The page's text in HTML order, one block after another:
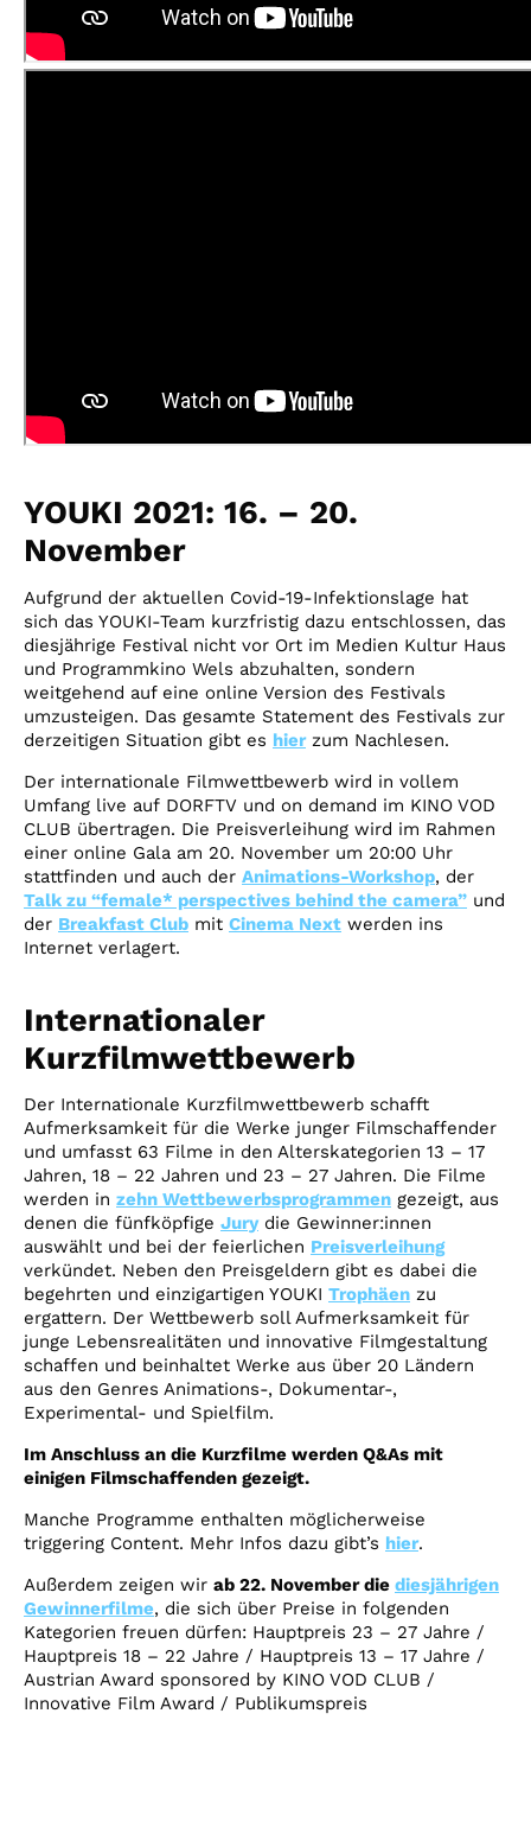
YOUKI 2021: 16. – 20.
November
Aufgrund der aktuellen Covid-19-Infektionslage hat
sich das YOUKI-Team kurzfristig dazu entschlossen, das
diesjährige Festival nicht vor Ort im Medien Kultur Haus
und Programmkino Wels abzuhalten, sondern
weitgehend auf eine online Version des Festivals
umzusteigen. Das gesamte Statement des Festivals zur
derzeitigen Situation gibt es hierzum Nachlesen.
Der internationale Filmwettbewerb wird in vollem
Umfang live auf DORFTV und on demand im KINO VOD
CLUB übertragen. Die Preisverleihung wird im Rahmen
einer online Gala am 20. November um 20:00 Uhr
stattfinden und auch der Animations-Workshop, der
Talk zu “female* perspectives behind the camera” und
der Breakfast Club mit Cinema Next werden ins
Internet verlagert.
Internationaler
Kurzfilmwettbewerb
Der Internationale Kurzfilmwettbewerb schafft
Aufmerksamkeit für die Werke junger Filmschaffender
und umfasst 63 Filme in den Alterskategorien 13 – 17
Jahren, 18 – 22 Jahren und 23 – 27 Jahren. Die Filme
werden in zehn Wettbewerbsprogrammen gezeigt, aus
denen die fünfköpfige Jurydie Gewinner:innen
auswählt und bei der feierlichen Preisverleihung
verkündet. Neben den Preisgeldern gibt es dabei die
begehrten und einzigartigen YOUKI Trophäen zu
ergattern. Der Wettbewerb soll Aufmerksamkeit für
junge Lebensrealitäten und innovative Filmgestaltung
schaffen und beinhaltet Werke aus über 20 Ländern
aus den Genres Animations-, Dokumentar-,
Experimental- und Spielfilm.
Im Anschluss an die Kurzfilme werden Q&As mit
einigen Filmschaffenden gezeigt.
Manche Programme enthalten möglicherweise
triggering Content. Mehr Infos dazu gibt’s hier.
Außerdem zeigen wir ab 22. November die diesjährigen
Gewinnerfilme, die sich über Preise in folgenden
Kategorien freuen dürfen: Hauptpreis 23 – 27 Jahre /
Hauptpreis 18 – 22 Jahre / Hauptpreis 13 – 17 Jahre /
Austrian Award sponsored by KINO VOD CLUB /
Innovative Film Award / Publikumspreis